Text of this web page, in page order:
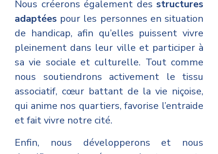
Nous créerons également des structures
adaptées pour les personnes en situation
de handicap, afin qu’elles puissent vivre
pleinement dans leur ville et participer à
sa vie sociale et culturelle. Tout comme
nous soutiendrons activement le tissu
associatif, cœur battant de la vie niçoise,
qui anime nos quartiers, favorise l’entraide
et fait vivre notre cité.
Enfin, nous développerons et nous